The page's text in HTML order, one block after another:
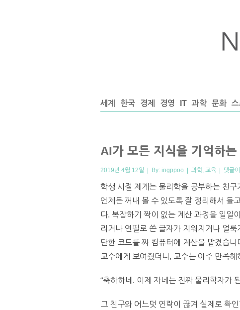
세계 한국 경제 경영 IT 과학 문화
AI가 모든 지식을 기억하
2019년 4월 12일 | By: ingppoo | 과학, 교육 | 댓글
학생 시절 제게는 물리학을 공부하는 친
언제든 꺼내 볼 수 있도록 잘 정리해서 들
다. 복잡하기 짝이 없는 계산 과정을 일일
리거나 연필로 쓴 글자가 지워지거나 얼
단한 코드를 짜 컴퓨터에 계산을 맡겼습
교수에게 보여줬더니, 교수는 아주 만족
“축하하네. 이제 자네는 진짜 물리학자가
그 친구와 어느덧 연락이 끊겨 실제로 확